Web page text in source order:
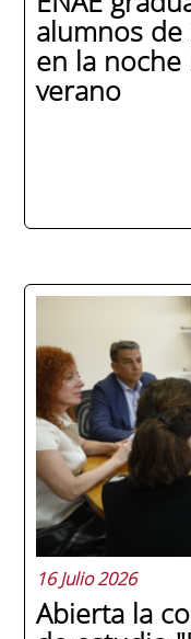
alumnos
en la noche
verano
La promoción
School se
internacionales
en una
con 44 grados
Ricardo
Generac Power
y antiguo
16 Julio 2026
Abierta la